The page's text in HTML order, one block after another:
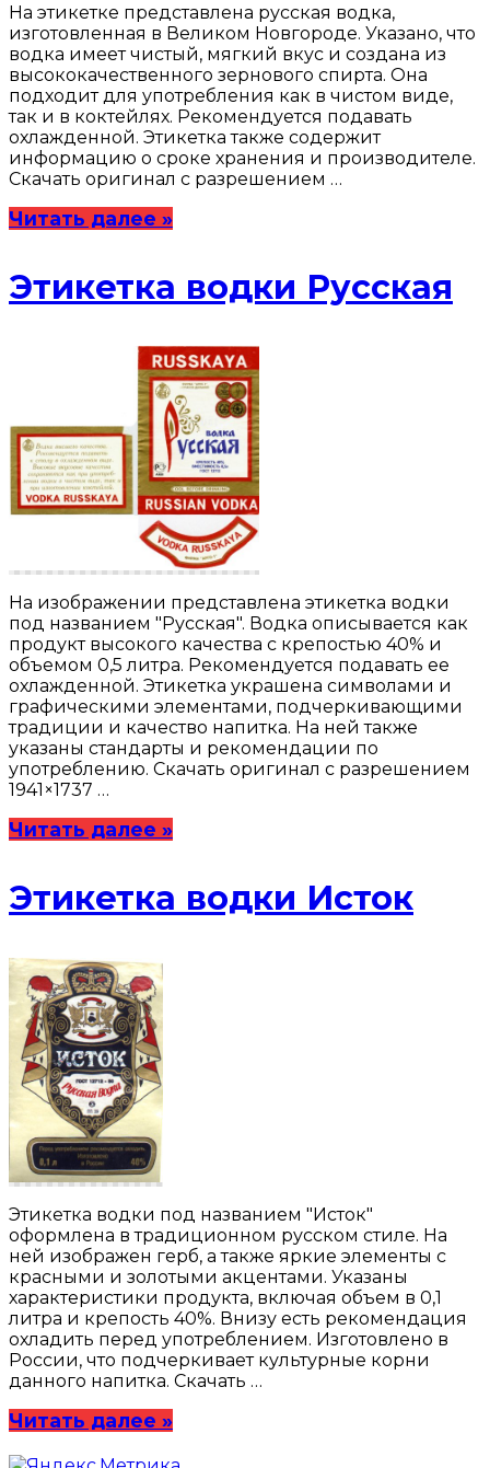
На этикетке представлена русская водка,
изготовленная в Великом Новгороде. Указано, что
водка имеет чистый, мягкий вкус и создана из
высококачественного зернового спирта. Она
подходит для употребления как в чистом виде,
так и в коктейлях. Рекомендуется подавать
охлажденной. Этикетка также содержит
информацию о сроке хранения и производителе.
Скачать оригинал с разрешением …
Читать далее »
Этикетка водки Русская
На изображении представлена этикетка водки
под названием "Русская". Водка описывается как
продукт высокого качества с крепостью 40% и
объемом 0,5 литра. Рекомендуется подавать ее
охлажденной. Этикетка украшена символами и
графическими элементами, подчеркивающими
традиции и качество напитка. На ней также
указаны стандарты и рекомендации по
употреблению. Скачать оригинал с разрешением
1941×1737 …
Читать далее »
Этикетка водки Исток
Этикетка водки под названием "Исток"
оформлена в традиционном русском стиле. На
ней изображен герб, а также яркие элементы с
красными и золотыми акцентами. Указаны
характеристики продукта, включая объем в 0,1
литра и крепость 40%. Внизу есть рекомендация
охладить перед употреблением. Изготовлено в
России, что подчеркивает культурные корни
данного напитка. Скачать …
Читать далее »